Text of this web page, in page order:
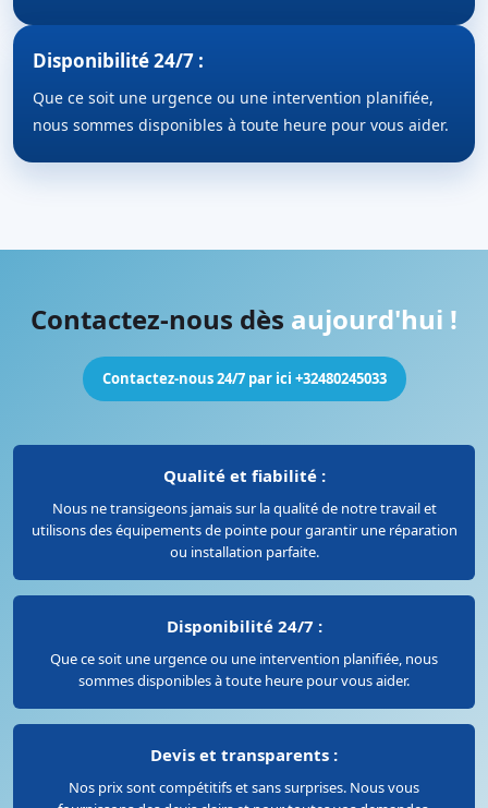
Disponibilité 24/7 :
Que ce soit une urgence ou une intervention planifiée,
nous sommes disponibles à toute heure pour vous aider.
Contactez-nous dès aujourd'hui !
Contactez-nous 24/7 par ici +32480245033
Qualité et fiabilité :
Nous ne transigeons jamais sur la qualité de notre travail et
utilisons des équipements de pointe pour garantir une réparation
ou installation parfaite.
Disponibilité 24/7 :
Que ce soit une urgence ou une intervention planifiée, nous
sommes disponibles à toute heure pour vous aider.
Devis et transparents :
Nos prix sont compétitifs et sans surprises. Nous vous